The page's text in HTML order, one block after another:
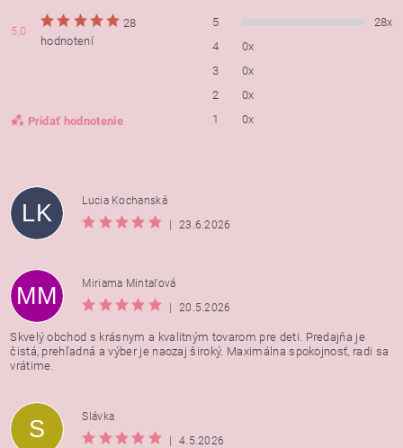
5,0
28
hodnotení
Pridať hodnotenie
5
28x
4
0x
3
0x
2
0x
1
0x
Vložením hodnotenie súhlasíte s
osobných údajov
LK
Lucia Kochanská
|
23.6.2026
MM
Miriama Mintaľová
|
20.5.2026
Skvelý obchod s krásnym a kvalitným tovarom pre deti. Predajňa je
čistá, prehľadná a výber je naozaj široký. Maximálna spokojnosť, radi sa
vrátime.
S
Slávka
|
4.5.2026